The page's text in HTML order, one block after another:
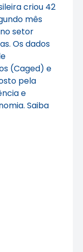
criou 42
mês
setor
Os dados
(Caged) e
pela
e
Saiba